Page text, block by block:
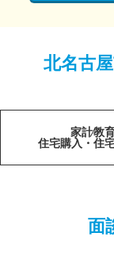
北名古
家計教
住宅購入・住
面